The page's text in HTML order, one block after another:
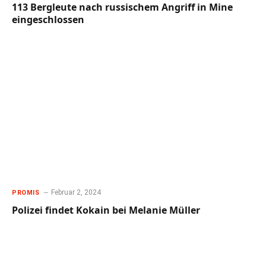
113 Bergleute nach russischem Angriff in Mine
eingeschlossen
PROMIS Februar 2, 2024
Polizei findet Kokain bei Melanie Müller